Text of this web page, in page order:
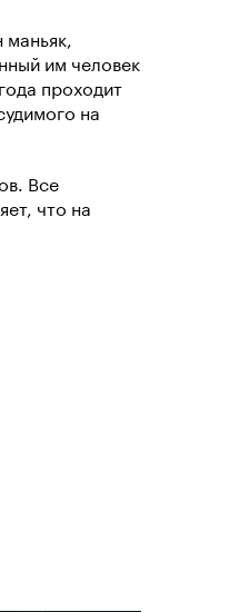
им человек
проходит
на
Все
что на